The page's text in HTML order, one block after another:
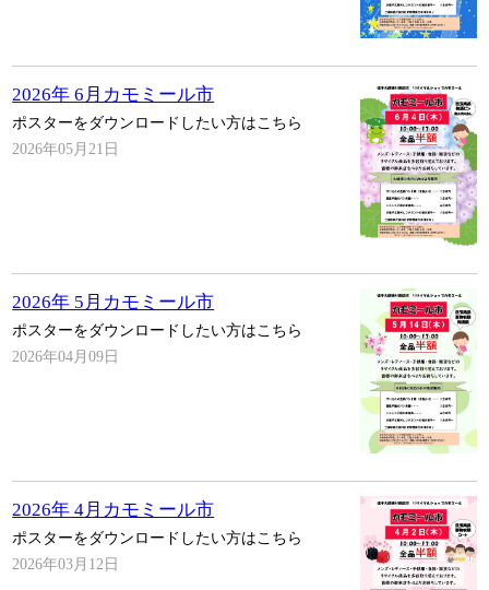
2026年 6月カモミール市
ポスターをダウンロードしたい方はこちら
2026年05月21日
2026年 5月カモミール市
ポスターをダウンロードしたい方はこちら
2026年04月09日
2026年 4月カモミール市
ポスターをダウンロードしたい方はこちら
2026年03月12日